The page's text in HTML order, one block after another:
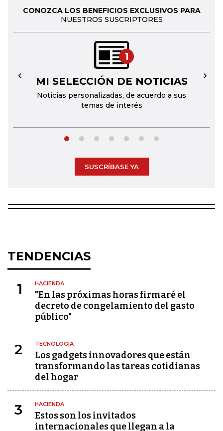
CONOZCA LOS BENEFICIOS EXCLUSIVOS PARA
NUESTROS SUSCRIPTORES
1
MI SELECCIÓN DE NOTICIAS
Noticias personalizadas, de acuerdo a sus
temas de interés
← →
SUSCRÍBASE YA
TENDENCIAS
1 HACIENDA
"En las próximas horas firmaré el
decreto de congelamiento del gasto
público"
2 TECNOLOGÍA
Los gadgets innovadores que están
transformando las tareas cotidianas
del hogar
3 HACIENDA
Estos son los invitados
internacionales que llegan a la